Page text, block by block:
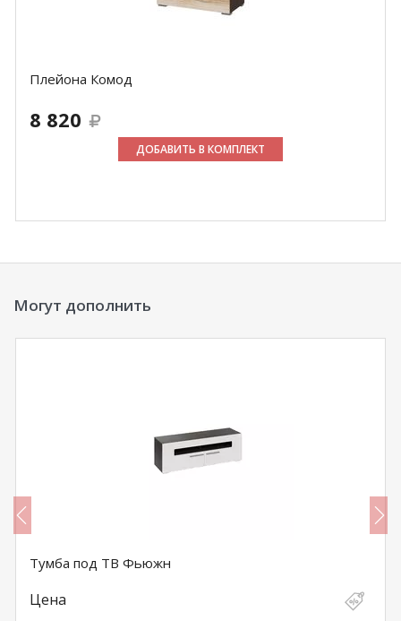
Плейона Комод
8 820
ДОБАВИТЬ В КОМПЛЕКТ
Могут дополнить
Тумба под ТВ Фьюжн
Цена